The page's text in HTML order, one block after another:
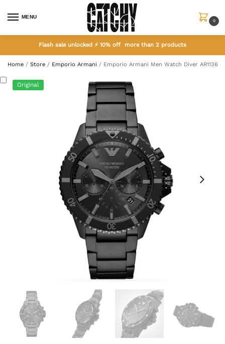
MENU
0
Flash sale unlocked ⚡ 10% off more than 2 products
Home / Store / Emporio Armani / Emporio Armani Men Watch Diver AR11363
Original